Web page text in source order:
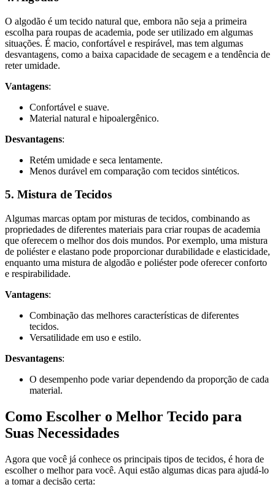
O algodão é um tecido natural que, embora não seja a primeira
escolha para roupas de academia, pode ser utilizado em algumas
situações. É macio, confortável e respirável, mas tem algumas
desvantagens, como a baixa capacidade de secagem e a tendência de
reter umidade.
Vantagens:
Confortável e suave.
Material natural e hipoalergênico.
Desvantagens:
Retém umidade e seca lentamente.
Menos durável em comparação com tecidos sintéticos.
5. Mistura de Tecidos
Algumas marcas optam por misturas de tecidos, combinando as
propriedades de diferentes materiais para criar roupas de academia
que oferecem o melhor dos dois mundos. Por exemplo, uma mistura
de poliéster e elastano pode proporcionar durabilidade e elasticidade,
enquanto uma mistura de algodão e poliéster pode oferecer conforto
e respirabilidade.
Vantagens:
Combinação das melhores características de diferentes
tecidos.
Versatilidade em uso e estilo.
Desvantagens:
O desempenho pode variar dependendo da proporção de cada
material.
Como Escolher o Melhor Tecido para
Suas Necessidades
Agora que você já conhece os principais tipos de tecidos, é hora de
escolher o melhor para você. Aqui estão algumas dicas para ajudá-lo
a tomar a decisão certa: